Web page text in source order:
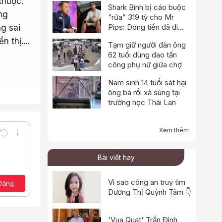
sai
thị....
Undo Thêm tùy chọn…
Toggle BB code
Lưu nháp
Xóa bản thảo
Shark Bình bị cáo buộc
“rửa” 319 tỷ cho Mr
Pips: Dòng tiền đã đi
nào?
Tạm giữ người đàn ông
62 tuổi dùng dao tấn
công phụ nữ giữa chợ
Nam sinh 14 tuổi sát hại
ông bà rồi xả súng tại
trường học Thái Lan
Xem thêm
Bài viết hay
Vì sao công an truy tìm
Dương Thị Quỳnh Tâm 👇
'Vua Quạt' Trần Đình